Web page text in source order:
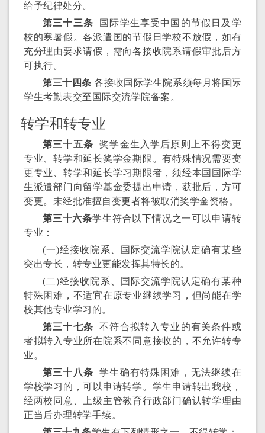
给予纪律处分。
第三十三条 国际学生享受中国的节假日及学
校的寒暑假。各派遣国的节假日学校不放假，如有
充分理由要求请假，需向各接收院系请假审批后方
可执行。
第三十四条 各接收国际学生院系须每月将国际
学生考勤表交至国际交流学院备案。
转学和转专业
第三十五条 奖学金生入学后原则上不得变更
专业、转学和延长奖学金期限。有特殊情况需要变
更专业、转学和延长学习期限者，须经本国国际学
生派遣部门向留学基金委提出申请，获批后，方可
变更。未经批准擅自变更者将被取消奖学金资格。
第三十六条学生符合以下情况之一可以申请转
专业：
(一)经接收院系、国际交流学院认定确有某些
突出专长，转专业更能发挥其特长的。
(二)经接收院系、国际交流学院认定确有某种
特殊困难，不适宜在原专业继续学习，但尚能在学
校其他专业学习的。
第三十七条 不符合拟转入专业的有关条件或
者拟转入专业所在院系不同意接收的，不允许转专
业。
第三十八条 学生确有特殊困难，无法继续在
学校学习的，可以申请转学。学生申请转出我校，
经两校同意、上级主管教育行政部门确认转学理由
正当后办理转学手续。